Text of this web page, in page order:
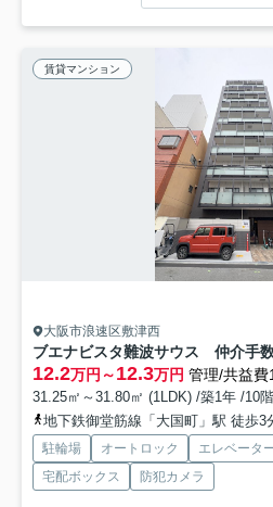
賃貸マンション
大阪市浪速区敷津西
ブエナビスタ難波サウス 仲介手
12.2万円～12.3万円 管理/共益費
31.25㎡～31.80㎡ (1LDK) /築1年 /10
地下鉄御堂筋線「大国町」駅 徒歩3
駐輪場 オートロック エレベータ
宅配ボックス
防犯カメラ